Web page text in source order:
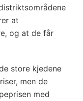
at
og at de får
store kjedene
men de
med